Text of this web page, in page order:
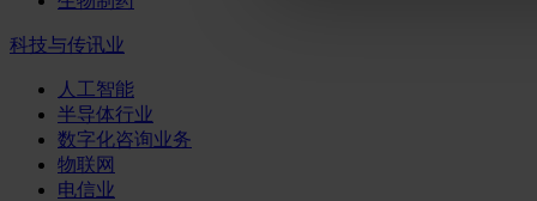
科技与传讯业
人工智能
半导体行业
数字化咨询业务
物联网
电信业